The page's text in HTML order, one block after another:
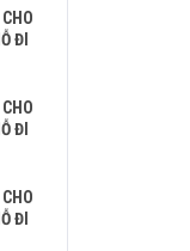
ĐI
ĐI
ĐI